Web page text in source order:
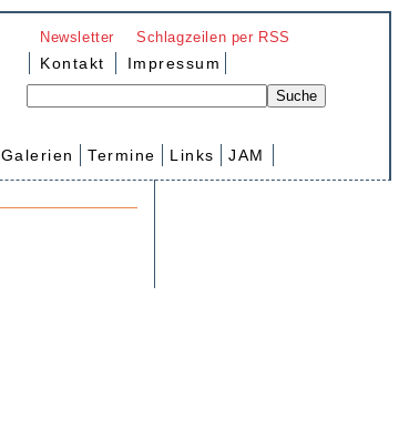
Newsletter Schlagzeilen per RSS
Kontakt Impressum
Galerien Termine Links JAM